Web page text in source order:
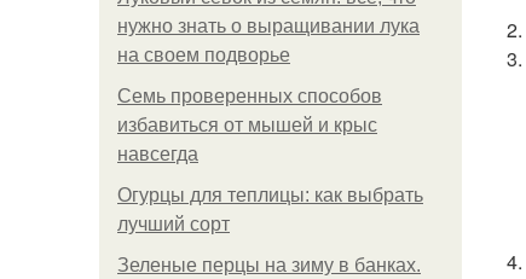
нужно знать о выращивании лука
на своем подворье
Семь проверенных способов
избавиться от мышей и крыс
навсегда
Огурцы для теплицы: как выбрать
лучший сорт
Зеленые перцы на зиму в банках.